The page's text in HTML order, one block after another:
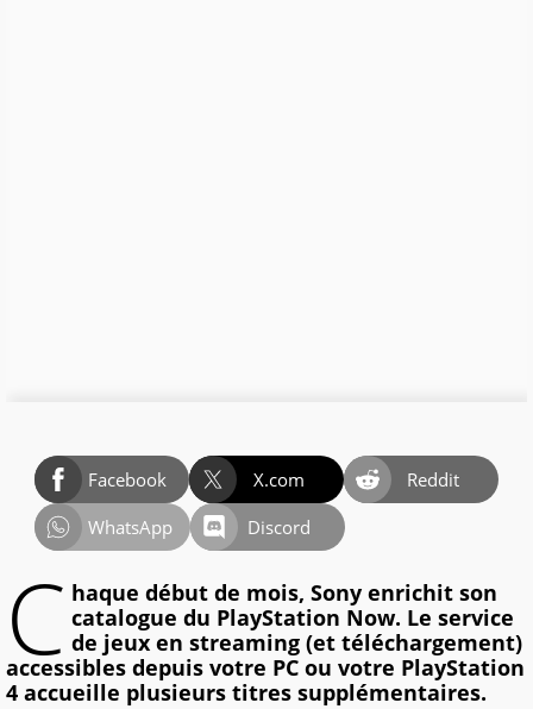
Facebook X.com
Reddit
WhatsApp
Discord
C haque début de mois, Sony enrichit son
catalogue du PlayStation Now. Le service
de jeux en streaming (et téléchargement)
accessibles depuis votre PC ou votre PlayStation
4 accueille plusieurs titres supplémentaires.